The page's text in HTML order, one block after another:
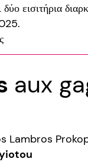
δύο εισιτήρια
aux
Lambros